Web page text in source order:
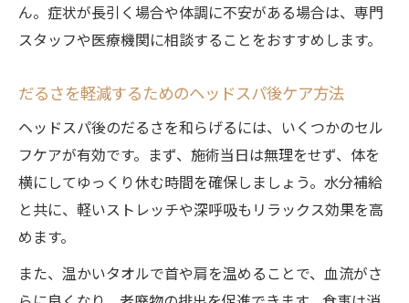
ん。症状が長引く場合や体調に不安がある場合は、専門
スタッフや医療機関に相談することをおすすめします。
だるさを軽減するためのヘッドスパ後ケア方法
ヘッドスパ後のだるさを和らげるには、いくつかのセル
フケアが有効です。まず、施術当日は無理をせず、体を
横にしてゆっくり休む時間を確保しましょう。水分補給
と共に、軽いストレッチや深呼吸もリラックス効果を高
めます。
また、温かいタオルで首や肩を温めることで、血流がさ